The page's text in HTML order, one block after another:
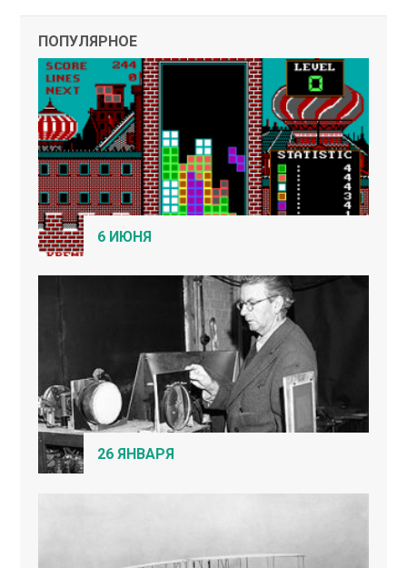
ПОПУЛЯРНОЕ
6 ИЮНЯ
26 ЯНВАРЯ